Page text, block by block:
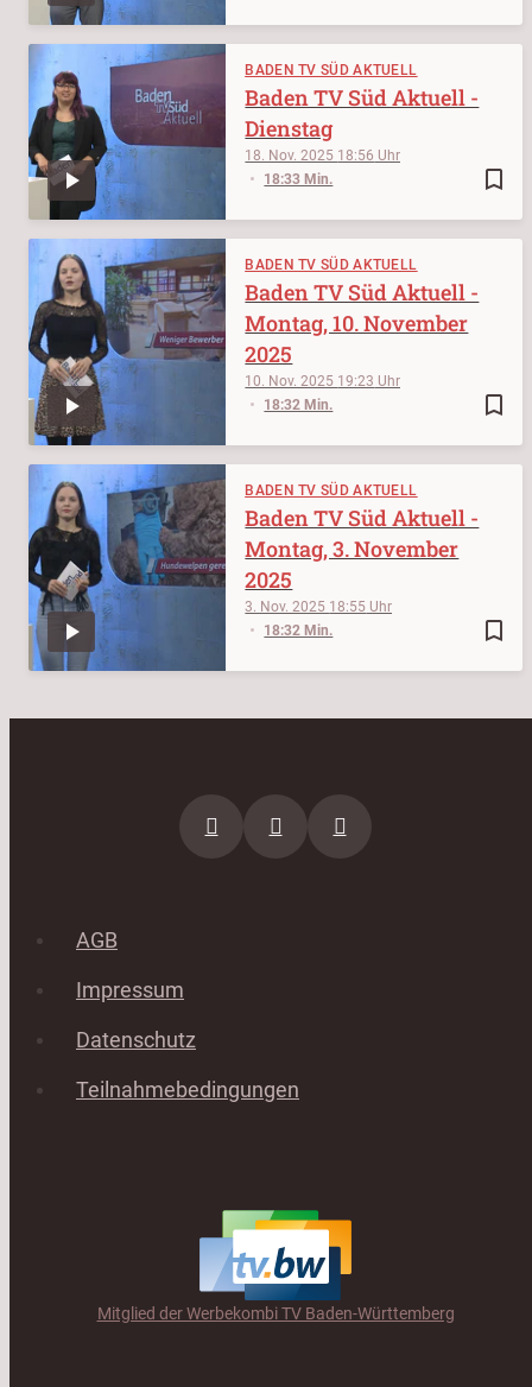
BADEN TV SÜD AKTUELL
bookmark_border
18. Nov. 2025 18:56
18:33 Min.
Baden TV Süd Aktuell -
Dienstag
BADEN TV SÜD AKTUELL
bookmark_border
10. Nov. 2025 19:23
18:32 Min.
Baden TV Süd Aktuell -
Montag, 10. November
2025
BADEN TV SÜD AKTUELL
bookmark_border
3. Nov. 2025 18:55
18:32 Min.
Baden TV Süd Aktuell -
Montag, 3. November
2025
AGB
Impressum
Datenschutz
Teilnahmebedingungen
Mitglied der Werbekombi TV Baden-Württemberg